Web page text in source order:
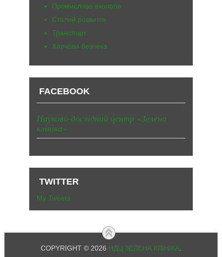
Промислова екологія
Сталий розвиток
Транспорт
Харчова безпека
FACEBOOK
Науково-дослідний центр «Зелена
клініка»
TWITTER
My Tweets
COPYRIGHT © 2026 НДЦ ЗЕЛЕНА КЛІНІКА